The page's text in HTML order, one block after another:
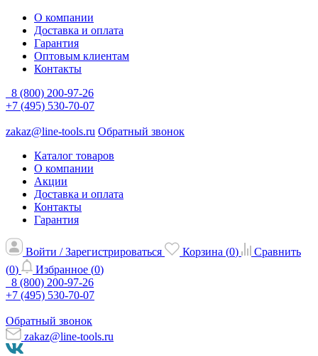
О компании
Доставка и оплата
Гарантия
Оптовым клиентам
Контакты
8 (800) 200-97-26
+7 (495) 530-70-07
zakaz@line-tools.ru Обратный звонок
Каталог товаров
О компании
Акции
Доставка и оплата
Контакты
Гарантия
Войти / Зарегистрироваться Корзина (0)
Сравнить
(0) Избранное (0)
8 (800) 200-97-26
+7 (495) 530-70-07
Обратный звонок
zakaz@line-tools.ru